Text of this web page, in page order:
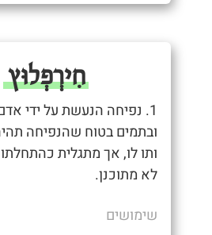
חִירְפְלוּץ
1. נפיחה הנעשת על ידי
ובתמים בטוח שהנפיחה
ותו לו, אך מתגלית
לא מתוכנן.
שימושים